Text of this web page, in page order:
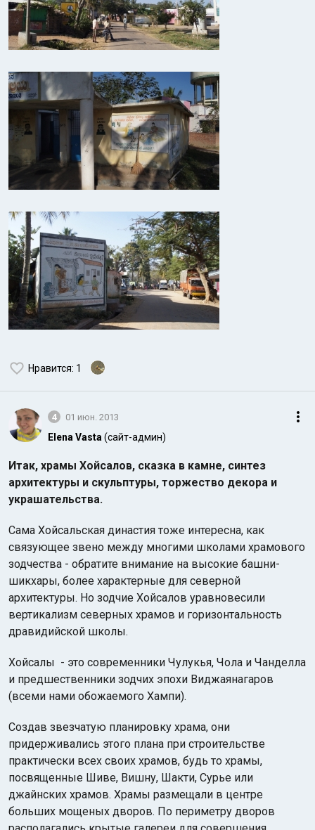
Нравится: 1
4 01 июн. 2013
Elena Vasta(сайт-админ)
Итак, храмы Хойсалов, сказка в камне, синтез
архитектуры и скульптуры, торжество декора и
украшательства.
Сама Хойсальская династия тоже интересна, как
связующее звено между многими школами храмового
зодчества - обратите внимание на высокие башни-
шикхары, более характерные для северной
архитектуры. Но зодчие Хойсалов уравновесили
вертикализм северных храмов и горизонтальность
дравидийской школы.
Хойсалы - это современники Чулукья, Чола и Чанделла
и предшественники зодчих эпохи Виджаянагаров
(всеми нами обожаемого Хампи).
Создав звезчатую планировку храма, они
придерживались этого плана при строительстве
практически всех своих храмов, будь то храмы,
посвященные Шиве, Вишну, Шакти, Сурье или
джайнских храмов. Храмы размещали в центре
больших мощеных дворов. По периметру дворов